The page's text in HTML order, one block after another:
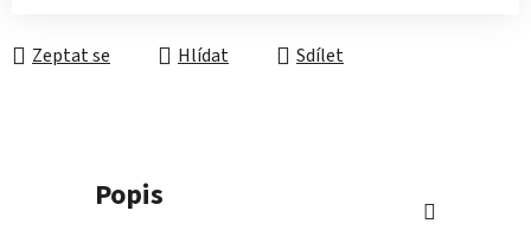
Zeptat se
Hlídat Sdílet
Popis